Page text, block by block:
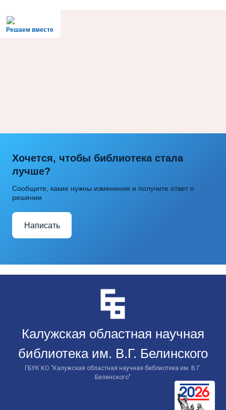
Решаем вместе
Хочется, чтобы библиотека стала
лучше?
Сообщите, какие нужны изменения и получите ответ о
решении
Написать
Калужская областная научная
библиотека им. В.Г. Белинского
ГБУК КО "Калужская областная научная библиотека им. В.Г.
Белинского"